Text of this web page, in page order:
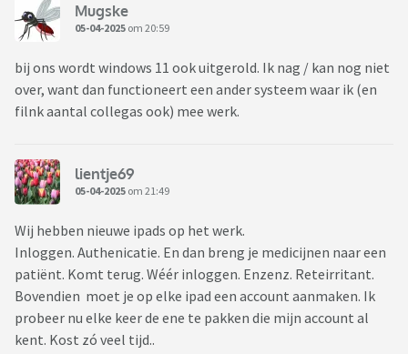
Mugske
05-04-2025 om 20:59
bij ons wordt windows 11 ook uitgerold. Ik nag / kan nog niet
over, want dan functioneert een ander systeem waar ik (en
filnk aantal collegas ook) mee werk.
lientje69
05-04-2025 om 21:49
Wij hebben nieuwe ipads op het werk.
Inloggen. Authenicatie. En dan breng je medicijnen naar een
patiënt. Komt terug. Wéér inloggen. Enzenz. Reteirritant.
Bovendien moet je op elke ipad een account aanmaken. Ik
probeer nu elke keer de ene te pakken die mijn account al
kent. Kost zó veel tijd..